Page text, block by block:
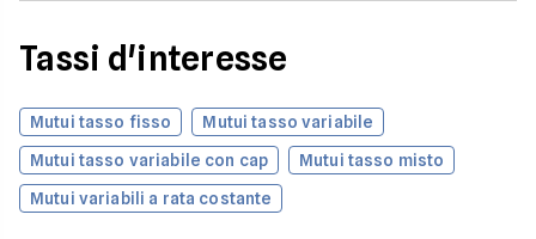
Tassi d'interesse
Mutui tasso fisso
Mutui tasso variabile
Mutui tasso variabile con cap
Mutui tasso misto
Mutui variabili a rata costante